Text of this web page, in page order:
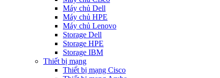
Máy chủ Dell
Máy chủ HPE
Máy chủ Lenovo
Storage Dell
Storage HPE
Storage IBM
Thiết bị mạng
Thiết bị mạng Cisco